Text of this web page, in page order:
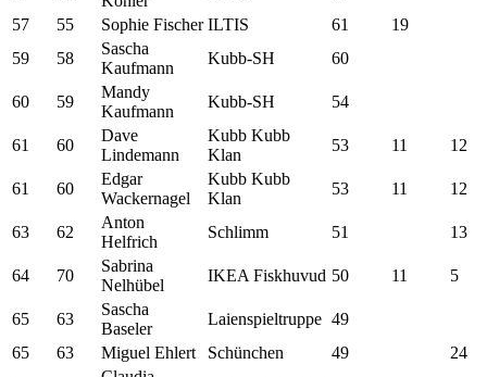
57
55 Sophie Fischer ILTIS 61
19
59
58
Sascha
Kaufmann
Kubb-SH 60
60 59
Mandy
Kaufmann
Kubb-SH 54
61 60
Dave
Lindemann
Kubb Kubb
Klan
53 11 12
61 60
Edgar
Wackernagel
Kubb Kubb
Klan
53 11 12
63 62
Anton
Helfrich
Schlimm 51 13
64 70
Sabrina
Nelhübel
IKEA Fiskhuvud 50 11 5
65 63
Sascha
Baseler
Laienspieltruppe 49
65
63 Miguel Ehlert Schünchen 49
24